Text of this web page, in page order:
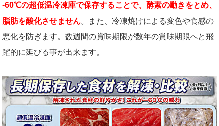
-60℃の超低温冷凍庫で保存することで、酵素の動きをとめ、
脂肪を酸化させません。また、冷凍焼けによる変色や食感の
悪化を防ぎます。数週間の賞味期限が数年の賞味期限へと飛
躍的に延びる事が出来ます。